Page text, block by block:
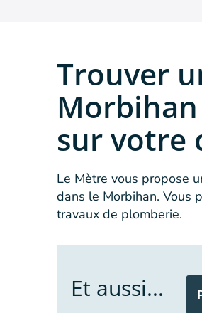
Trouver
sur votre
Le Mètre vous propose
dans le Morbihan. Vous
travaux de plomberie.
Et aussi...